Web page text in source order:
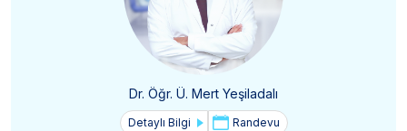
Dr. Öğr. Ü. Mert Yeşiladalı
Detaylı Bilgi Randevu